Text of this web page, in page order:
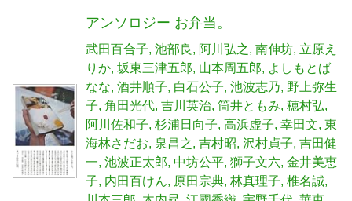
アンソロジー お弁当。
武田百合子 池部良 阿川弘之 南伸坊 立原え
りか 坂東三津五郎 山本周五郎
よしもとば
なな 酒井順子 白石公子 池波志乃 野上弥生
子 角田光代 吉川英治 筒井ともみ 穂村弘
阿川佐和子 杉浦日向子 高浜虚子 幸田文 東
海林さだお 泉昌之 吉村昭 沢村貞子 吉田健
一 池波正太郎 中坊公平 獅子文六 金井美恵
子 内田百けん 原田宗典 林真理子 椎名誠